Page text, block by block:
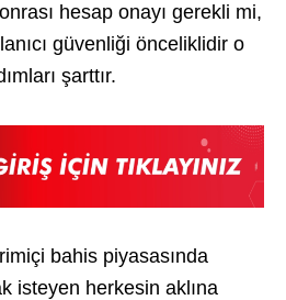
hesap onayı gerekli mi,
güvenliği önceliklidir o
şarttır.
bahis piyasasında
isteyen herkesin aklına